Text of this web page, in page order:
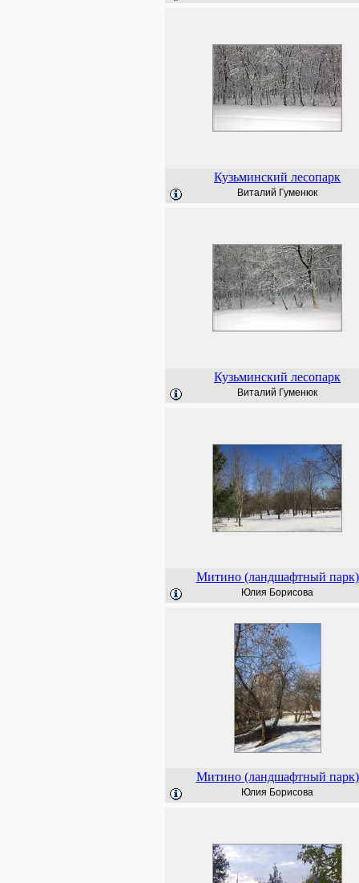
Кузьминский лесопарк
Виталий Гуменюк
Кузьминский лесопарк
Виталий Гуменюк
Митино (ландшафтный парк)
Юлия Борисова
Митино (ландшафтный парк)
Юлия Борисова